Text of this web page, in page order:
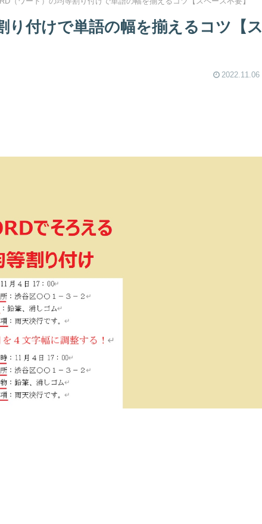
り付けで単語の幅を揃えるコツ【ス
2022.11.06